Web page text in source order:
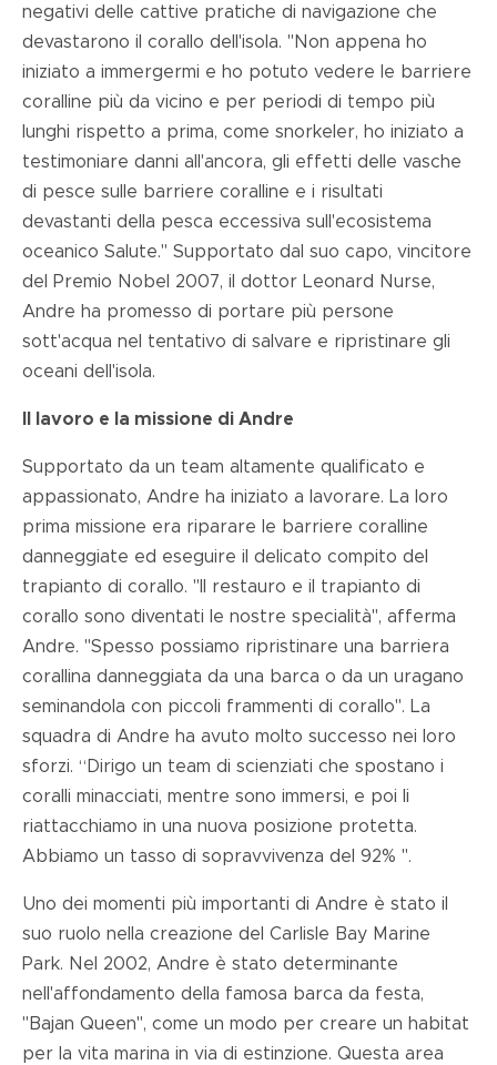
negativi delle cattive pratiche di navigazione che
devastarono il corallo dell'isola. "Non appena ho
iniziato a immergermi e ho potuto vedere le barriere
coralline più da vicino e per periodi di tempo più
lunghi rispetto a prima, come snorkeler, ho iniziato a
testimoniare danni all'ancora, gli effetti delle vasche
di pesce sulle barriere coralline e i risultati
devastanti della pesca eccessiva sull'ecosistema
oceanico Salute." Supportato dal suo capo, vincitore
del Premio Nobel 2007, il dottor Leonard Nurse,
Andre ha promesso di portare più persone
sott'acqua nel tentativo di salvare e ripristinare gli
oceani dell'isola.
Il lavoro e la missione di Andre
Supportato da un team altamente qualificato e
appassionato, Andre ha iniziato a lavorare. La loro
prima missione era riparare le barriere coralline
danneggiate ed eseguire il delicato compito del
trapianto di corallo. "Il restauro e il trapianto di
corallo sono diventati le nostre specialità", afferma
Andre. "Spesso possiamo ripristinare una barriera
corallina danneggiata da una barca o da un uragano
seminandola con piccoli frammenti di corallo". La
squadra di Andre ha avuto molto successo nei loro
sforzi. “Dirigo un team di scienziati che spostano i
coralli minacciati, mentre sono immersi, e poi li
riattacchiamo in una nuova posizione protetta.
Abbiamo un tasso di sopravvivenza del 92% ".
Uno dei momenti più importanti di Andre è stato il
suo ruolo nella creazione del Carlisle Bay Marine
Park. Nel 2002, Andre è stato determinante
nell'affondamento della famosa barca da festa,
"Bajan Queen", come un modo per creare un habitat
per la vita marina in via di estinzione. Questa area